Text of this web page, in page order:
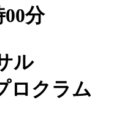
00分
ル
ロクラム